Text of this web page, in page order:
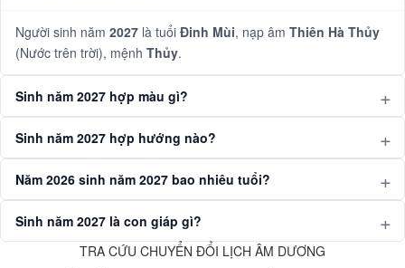
Người sinh năm 2027 là tuổi Đinh Mùi, nạp âm Thiên Hà Thủy
(Nước trên trời), mệnh Thủy.
Sinh năm 2027 hợp màu gì?
Sinh năm 2027 hợp hướng nào?
Năm 2026 sinh năm 2027 bao nhiêu tuổi?
Sinh năm 2027 là con giáp gì?
TRA CỨU CHUYỂN ĐỔI LỊCH ÂM DƯƠNG